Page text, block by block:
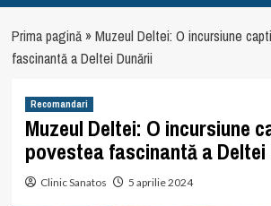
Prima pagină»Muzeul Deltei: O incursiune
fascinantă a Deltei Dunării
Recomandari
Muzeul Deltei: O incursiune
povestea fascinantă a Deltei
Clinic Sanatos 5 aprilie 2024